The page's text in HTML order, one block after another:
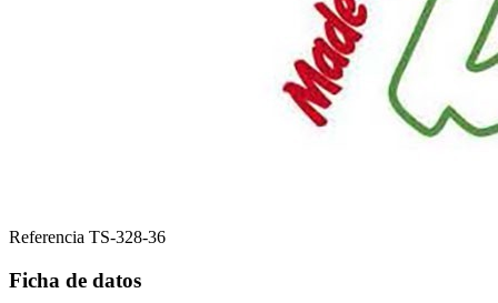
Referencia TS-328-36
Ficha de datos